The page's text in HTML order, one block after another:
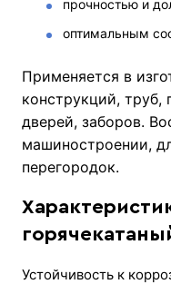
прочностью и
оптимальным
Применяется в
конструкций, труб,
дверей, заборов.
машиностроении,
перегородок.
Устойчивость к